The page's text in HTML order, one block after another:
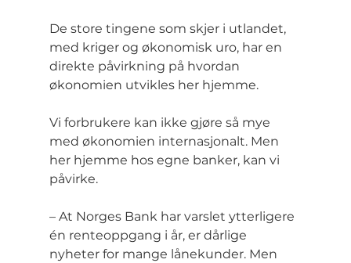
De store tingene som skjer i utlandet,
med kriger og økonomisk uro, har en
direkte påvirkning på hvordan
økonomien utvikles her hjemme.
Vi forbrukere kan ikke gjøre så mye
med økonomien internasjonalt. Men
her hjemme hos egne banker, kan vi
påvirke.
– At Norges Bank har varslet ytterligere
én renteoppgang i år, er dårlige
nyheter for mange lånekunder. Men